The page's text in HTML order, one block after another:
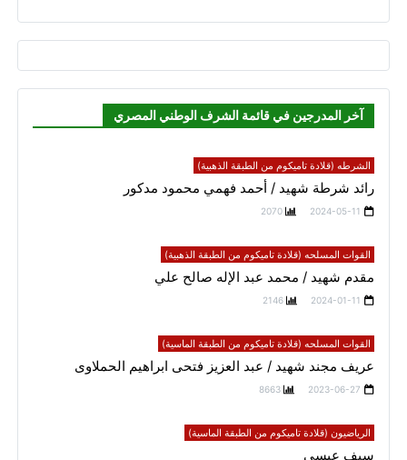
آخر المدرجين في قائمة الشرف الوطني المصري
الشرطه (قلادة تاميكوم من الطبقة الذهبية)
رائد شرطة شهيد / أحمد فهمي محمود مدكور
2024-05-11
2070
القوات المسلحه (قلادة تاميكوم من الطبقة الذهبية)
مقدم شهيد / محمد عبد الإله صالح علي
2024-01-11
2146
القوات المسلحه (قلادة تاميكوم من الطبقة الماسية)
عريف مجند شهيد / عبد العزيز فتحى ابراهيم الحملاوى
2023-06-27
8663
الرياضيون (قلادة تاميكوم من الطبقة الماسية)
سيف عيسي